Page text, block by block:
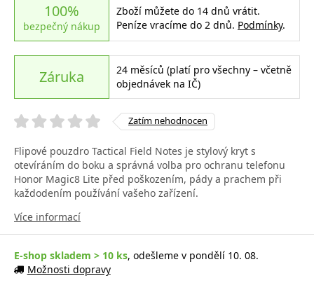
100%
bezpečný nákup
Zboží můžete do 14 dnů vrátit.
Peníze vracíme do 2 dnů. Podmínky.
Záruka
24 měsíců (platí pro všechny – včetně
objednávek na IČ)
Zatím nehodnocen
Flipové pouzdro Tactical Field Notes je stylový kryt s
otevíráním do boku a správná volba pro ochranu telefonu
Honor Magic8 Lite před poškozením, pády a prachem při
každodením používání vašeho zařízení.
Více informací
E-shop skladem > 10 ks, odešleme v pondělí 10. 08.
Možnosti dopravy